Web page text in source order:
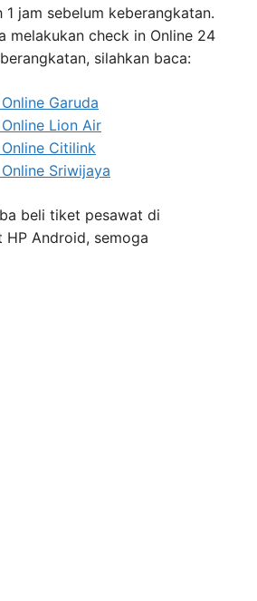
1 jam sebelum keberangkatan.
melakukan check in Online 24
silahkan baca:
Garuda
Lion Air
Citilink
Sriwijaya
beli tiket pesawat di
Android, semoga